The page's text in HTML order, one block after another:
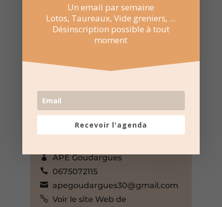
Salle des rencontres –
Goudargues
Chem. des Combes,
Goudargues, Gard, 30630, France,
APE Goudargues
0675072115
apegoudargues30@gmail.com
Voir le site Web de
Un email par semaine
Lotos, Taureaux, Vide greniers, ...
Désinscription possible à tout
moment
Recevoir l'agenda